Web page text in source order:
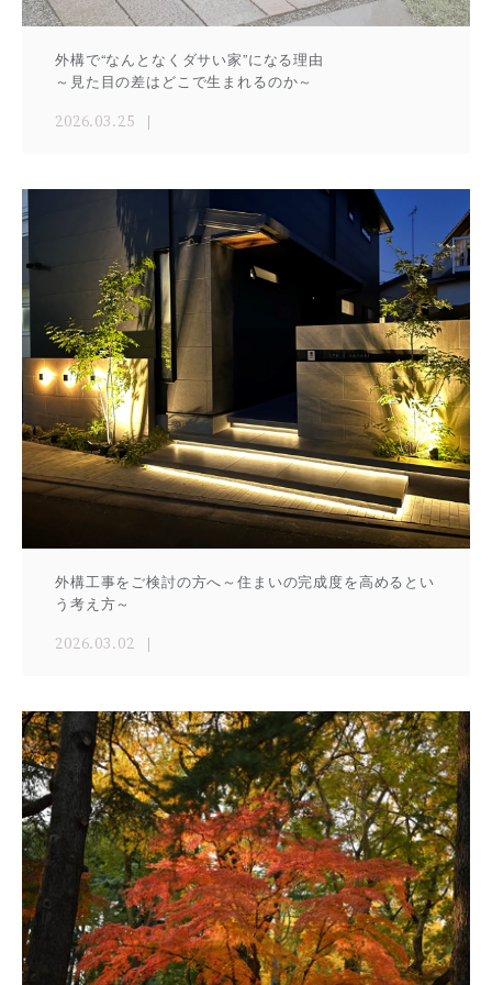
外構で“なんとなくダサい家”になる理由
～見た目の差はどこで生まれるのか～
2026.03.25
外構工事をご検討の方へ～住まいの完成度を高めるとい
う考え方～
2026.03.02